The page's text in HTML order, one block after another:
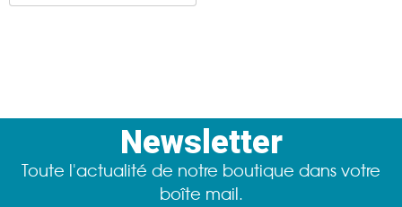
Newsletter
Toute l'actualité de notre boutique dans votre
boîte mail.